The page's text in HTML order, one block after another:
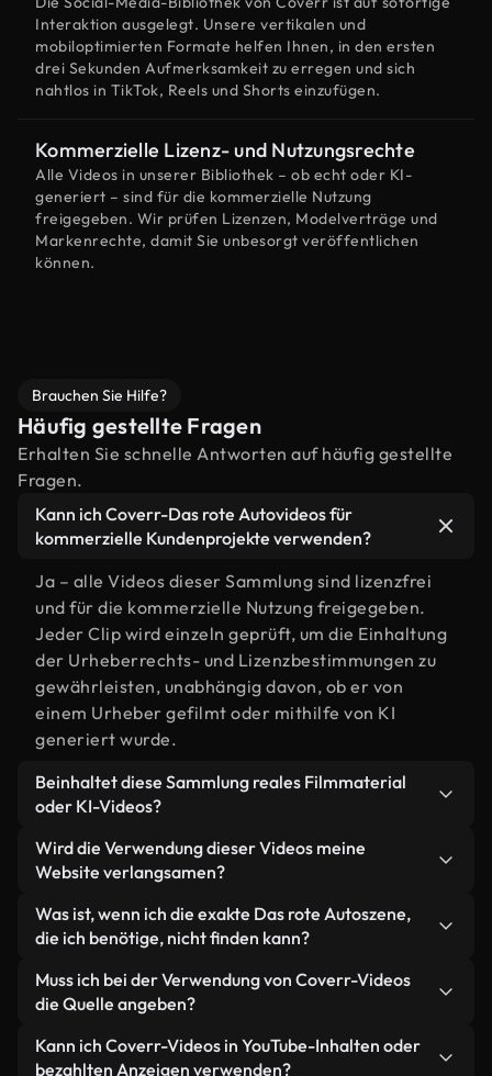
Interaktion ausgelegt. Unsere vertikalen und
mobiloptimierten Formate helfen Ihnen, in den ersten
drei Sekunden Aufmerksamkeit zu erregen und sich
nahtlos in TikTok, Reels und Shorts einzufügen.
Kommerzielle Lizenz- und Nutzungsrechte
Alle Videos in unserer Bibliothek – ob echt oder KI-
generiert – sind für die kommerzielle Nutzung
freigegeben. Wir prüfen Lizenzen, Modelverträge und
Markenrechte, damit Sie unbesorgt veröffentlichen
können.
Brauchen Sie Hilfe?
Häufig gestellte Fragen
Erhalten Sie schnelle Antworten auf häufig gestellte
Fragen.
Kann ich Coverr-Das rote Autovideos für
kommerzielle Kundenprojekte verwenden?
Ja – alle Videos dieser Sammlung sind lizenzfrei
und für die kommerzielle Nutzung freigegeben.
Jeder Clip wird einzeln geprüft, um die Einhaltung
der Urheberrechts- und Lizenzbestimmungen zu
gewährleisten, unabhängig davon, ob er von
einem Urheber gefilmt oder mithilfe von KI
generiert wurde.
Beinhaltet diese Sammlung reales Filmmaterial
oder KI-Videos?
Beides. Es handelt sich um eine Hybridbibliothek
aus realen, von Menschen aufgenommenen
generierten Videos. Jedes Video ist eindeutig
beschriftet, sodass Sie immer wissen, was Sie
verwenden.
Wird die Verwendung dieser Videos meine
Website verlangsamen?
Nicht, wenn Sie unsere optimierten Versionen
wählen. Wir bieten schlanke, webfähige Formate,
wurden – so bleibt die Qualität hoch, während
gleichzeitig die Ladezeiten minimiert und
Kennzahlen wie LCP verbessert werden.
Was ist, wenn ich die exakte Das rote Autoszene,
die ich benötige, nicht finden kann?
Mit Coverr AI Studio erstellen Sie im
Handumdrehen ein solches Video. Beschreiben Sie
bei Sonnenuntergang" – und das Studio generiert
Muss ich bei der Verwendung von Coverr-Videos
die Quelle angeben?
Eine Namensnennung ist nicht erforderlich. Alle
Videos in unserer Stockbibliothek sind lizenzfrei
Kann ich Coverr-Videos in YouTube-Inhalten oder
bezahlten Anzeigen verwenden?